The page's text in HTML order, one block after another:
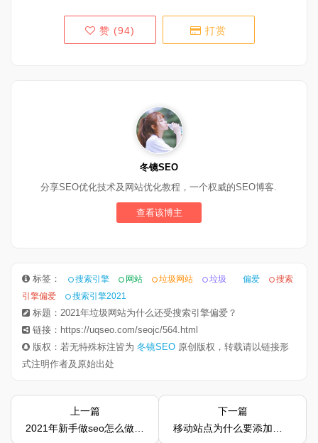
赞 (94) 打赏
冬镜SEO
分享SEO优化技术及网站优化教程，一个权威的SEO博客.
查看该博主
标签： 搜索引擎 网站 垃圾网站 垃圾 偏爱
搜索
引擎偏爱
搜索引擎2021
标题：2021年垃圾网站为什么还受搜索引擎偏爱？
链接：https://uqseo.com/seojc/564.html
版权：若无特殊标注皆为 冬镜SEO 原创版权，转载请以链接形
式注明作者及原始出处
上一篇
2021年新手做seo怎么做，几大绝招快速上排名收录
下一篇
移动站点为什么要添加地理位置信息标注呢？